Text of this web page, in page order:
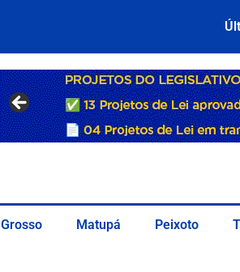
Matupá Peixoto